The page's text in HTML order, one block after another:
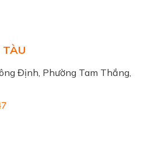
TÀU
Định, Phường Tam Thắng,